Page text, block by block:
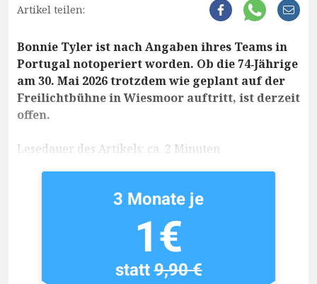
Artikel teilen:
Bonnie Tyler ist nach Angaben ihres Teams in
Portugal notoperiert worden. Ob die 74‑Jährige
am 30. Mai 2026 trotzdem wie geplant auf der
Freilichtbühne in Wiesmoor auftritt, ist derzeit
offen.
Lesedauer des Artikels: ca. 2 Minuten
3 Monate je
1€
statt9,90 €